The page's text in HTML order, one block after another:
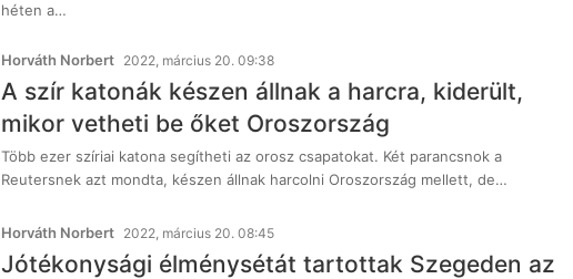
héten a…
Horváth Norbert 2022, március 20. 09:38
A szír katonák készen állnak a harcra, kiderült,
mikor vetheti be őket Oroszország
Több ezer szíriai katona segítheti az orosz csapatokat. Két parancsnok a
Reutersnek azt mondta, készen állnak harcolni Oroszország mellett, de…
Horváth Norbert 2022, március 20. 08:45
Jótékonysági élménysétát tartottak Szegeden az